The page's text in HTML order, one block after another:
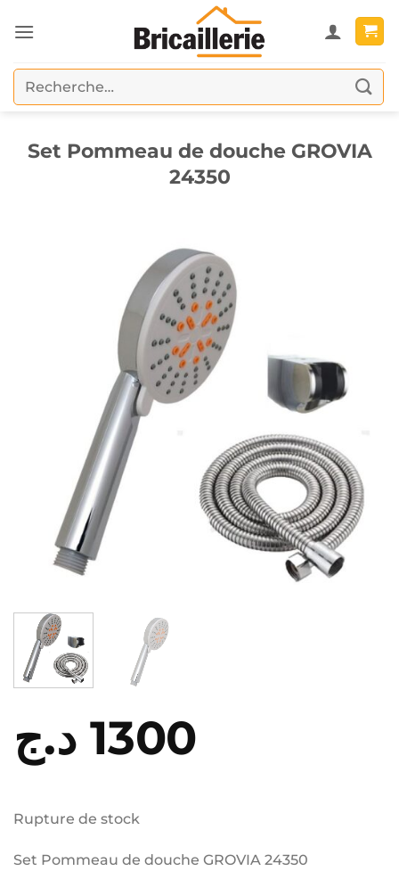
au
Recherche
pour :
Set Pommeau de douche GROVIA
24350
1300 د.ج
Rupture de stock
Set Pommeau de douche GROVIA 24350